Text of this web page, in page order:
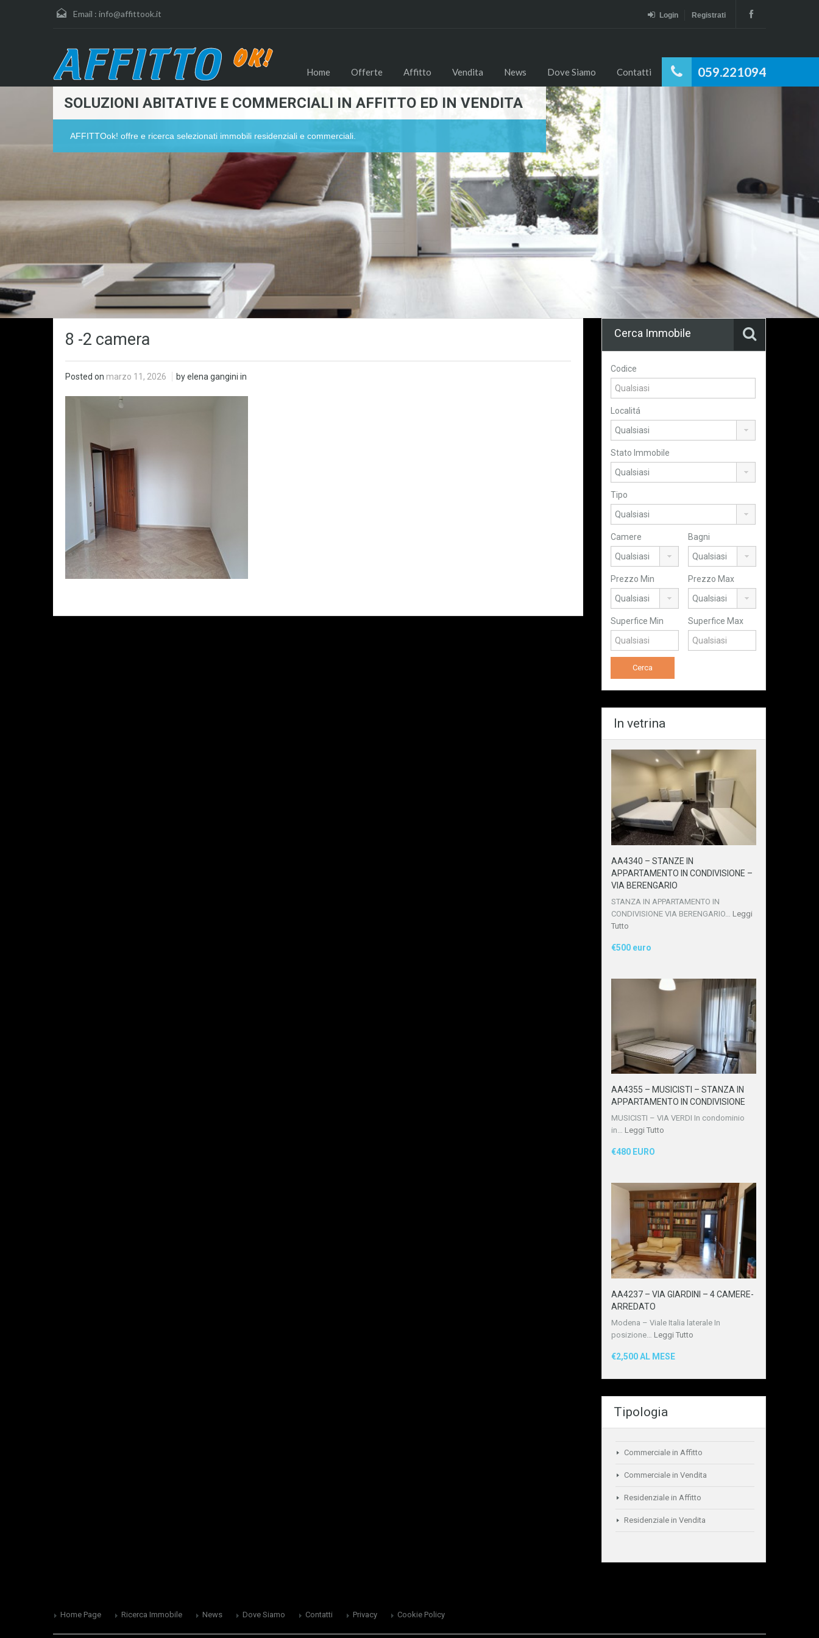
Email : info@affittook.it Login Registrati
059.221094
Home Offerte Affitto Vendita News Dove Siamo Contatti
SOLUZIONI ABITATIVE E COMMERCIALI IN AFFITTO ED IN VENDITA
AFFITTOok! offre e ricerca selezionati immobili residenziali e commerciali.
8 -2 camera
Posted on marzo 11, 2026 by elena gangini in
Cerca Immobile
Codice
Localitá
Stato Immobile
Tipo
Camere Bagni
Prezzo Min Prezzo Max
Superfice Min Superfice Max
In vetrina
AA4340 – STANZE IN
APPARTAMENTO IN CONDIVISIONE –
VIA BERENGARIO
STANZA IN APPARTAMENTO IN
CONDIVISIONE VIA BERENGARIO… Leggi
Tutto
€500 euro
AA4355 – MUSICISTI – STANZA IN
APPARTAMENTO IN CONDIVISIONE
MUSICISTI – VIA VERDI In condominio
in… Leggi Tutto
€480 EURO
AA4237 – VIA GIARDINI – 4 CAMERE-
ARREDATO
Modena – Viale Italia laterale In
posizione… Leggi Tutto
€2,500 AL MESE
Tipologia
Commerciale in Affitto
Commerciale in Vendita
Residenziale in Affitto
Residenziale in Vendita
Home Page Ricerca Immobile News Dove Siamo Contatti Privacy Cookie Policy